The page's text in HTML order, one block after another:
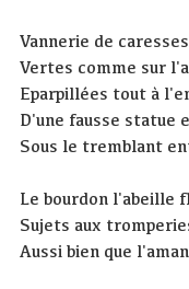
Vannerie de
Vertes comme sur
Eparpillées tout à
D'une fausse statue
Sous le tremblant
Le bourdon l'abeille
Sujets aux
Aussi bien que